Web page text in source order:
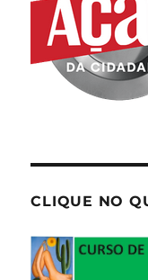
CLIQUE NO